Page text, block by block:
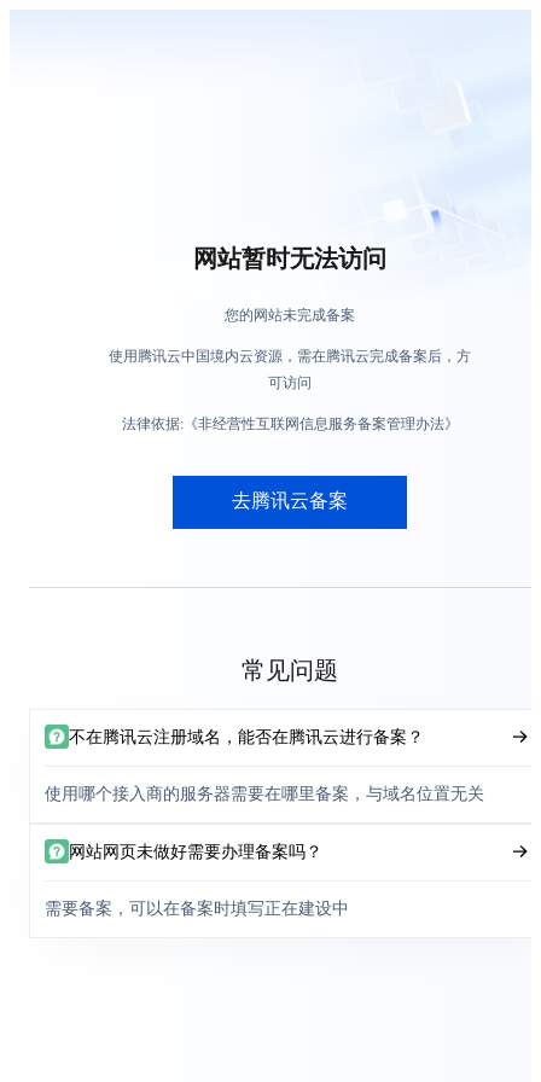
网站暂时无法访问
您的网站未完成备案
使用腾讯云中国境内云资源，需在腾讯云完成备案后，方
可访问
法律依据:《非经营性互联网信息服务备案管理办法》
去腾讯云备案
常见问题
不在腾讯云注册域名，能否在腾讯云进行备案？
使用哪个接入商的服务器需要在哪里备案，与域名位置无关
网站网页未做好需要办理备案吗？
需要备案，可以在备案时填写正在建设中